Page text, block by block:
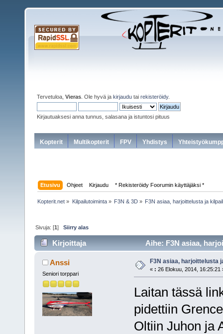
Tervetuloa, Vieras . Ole hyvä ja kirjaudu tai rekisteröidy.
Kirjautuaksesi anna tunnus, salasana ja istuntosi pituus
Kopterit Multikopterit FPV Yhdistys
Etusivu Ohjeet Kirjaudu * Rekisteröidy Foorumin käyttäjäksi *
Kopterit.net » Kilpailutoiminta» F3N & 3D» F3N asiaa, harjoittelusta ja
Sivuja: [1]Siirry alas
Kirjoittaja Aihe: F3N asiaa,
Anssi
Seniori torppari
F3N asiaa, harjoittelusta
« : 26 Elokuu, 2014, 16:25:21
Laitan tässä
pidettiin
Oltiin Juhon ja